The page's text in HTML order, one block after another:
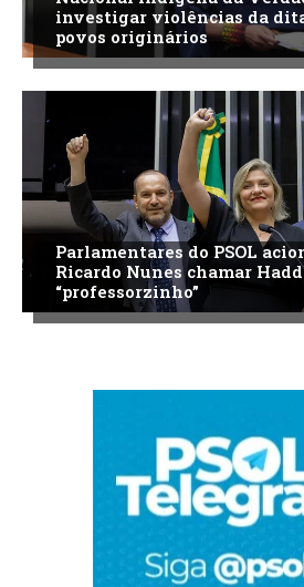
investigar violências da
povos originários
Parlamentares do PSOL
Ricardo Nunes chamar
“professorzinho”